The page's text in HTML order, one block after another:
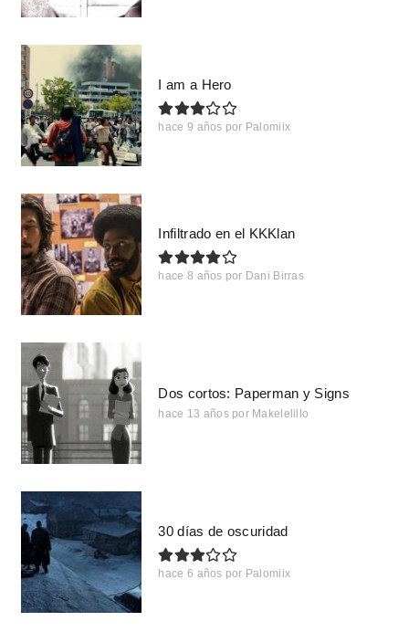
I am a Hero
hace 9 años por Palomiix
Infiltrado en el KKKlan
hace 8 años por Dani Birras
Dos cortos: Paperman y Signs
hace 13 años por Makelelillo
30 días de oscuridad
hace 6 años por Palomiix